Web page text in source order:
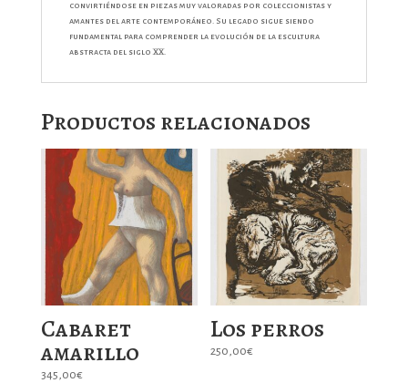
convirtiéndose en piezas muy valoradas por coleccionistas y
amantes del arte contemporáneo. Su legado sigue siendo
fundamental para comprender la evolución de la escultura
abstracta del siglo XX.
Productos relacionados
Cabaret
amarillo
345,00€
Los perros
250,00€